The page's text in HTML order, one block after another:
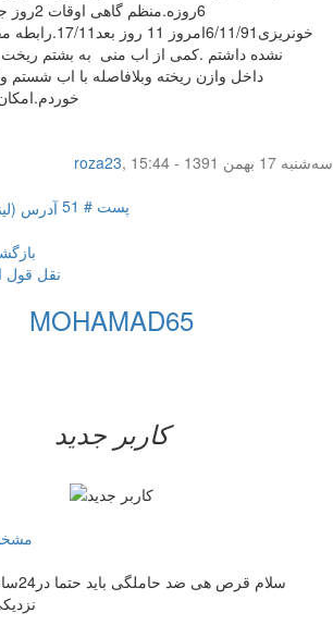
خونریزی6/11/
نشده داشتم .کمی از اب منی به بشتم
داخل وازن ریخته وبلافاصله با اب
roza23,
سه‌شنبه 17 بهمن 1391 - 15:44
پست # 51
نقل قول
MOHAMAD65
کاربر جدید
سلام